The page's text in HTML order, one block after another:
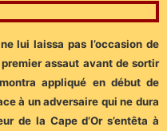
lui laissa pas l’occasion de
assaut avant de sortir
appliqué en début de
à un adversaire qui ne dura
de la Cape d’Or s’entêta à